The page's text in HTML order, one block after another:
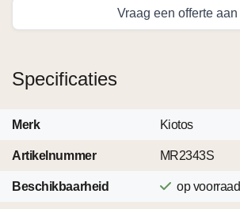
Vraag een offerte aan
Specificaties
Merk Kiotos
Artikelnummer MR2343S
Beschikbaarheid op voorraad